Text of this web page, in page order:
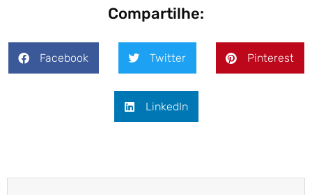
Compartilhe:
Facebook Twitter Pinterest
LinkedIn